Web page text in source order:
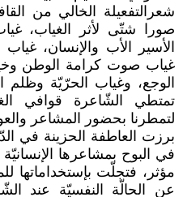
شعرالتفعيلة الخالي من
صورا شتّى لأثر الغياب،
الأسير الأب والإنسان، غياب
غياب صوت كرامة الوطن
الوجع، وغياب الحرّيّة وظلم
تمتطي الشّاعرة قوافي
لتمطرنا بحضور المشاعر
برزت العاطفة الحزينة في
في البوح بمشاعرها
مؤثر، فتجلّت بإستخداماتها
عن الحالّة النفسيّة عند